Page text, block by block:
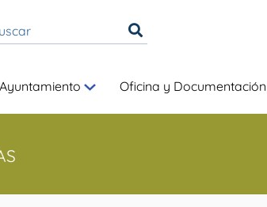
Ayuntamiento Oficina y Documentación